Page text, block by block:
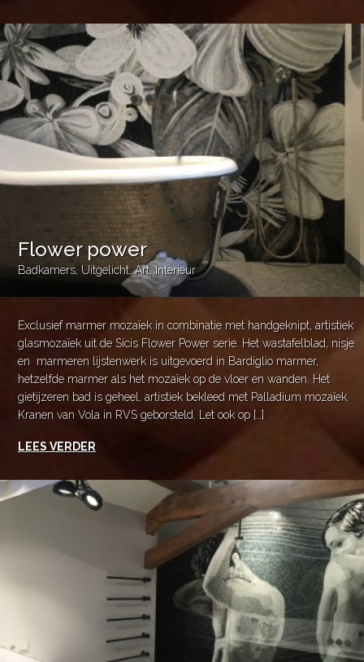
Flower power
Badkamers, Uitgelicht,Art,Interieur
Exclusief marmer mozaïek in combinatie met handgeknipt, artistiek
glasmozaïek uit de Sicis Flower Power serie. Het wastafelblad, nisje
en marmeren lijstenwerk is uitgevoerd in Bardiglio marmer,
hetzelfde marmer als het mozaïek op de vloer en wanden. Het
gietijzeren bad is geheel, artistiek bekleed met Palladium mozaïek.
Kranen van Vola in RVS geborsteld. Let ook op […]
LEES VERDER